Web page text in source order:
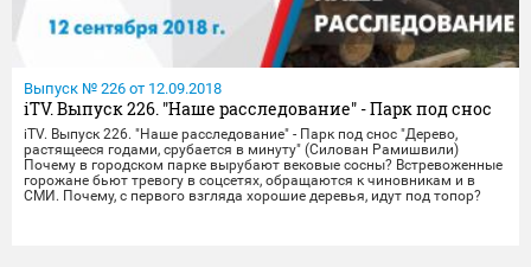
Выпуск № 226 от 12.09.2018
iTV. Выпуск 226. "Наше расследование" - Парк под снос
iTV. Выпуск 226. "Наше расследование" - Парк под снос "Дерево,
растящееся годами, срубается в минуту" (Силован Рамишвили)
Почему в городском парке вырубают вековые сосны? Встревоженные
горожане бьют тревогу в соцсетях, обращаются к чиновникам и в
СМИ. Почему, с первого взгляда хорошие деревья, идут под топор?